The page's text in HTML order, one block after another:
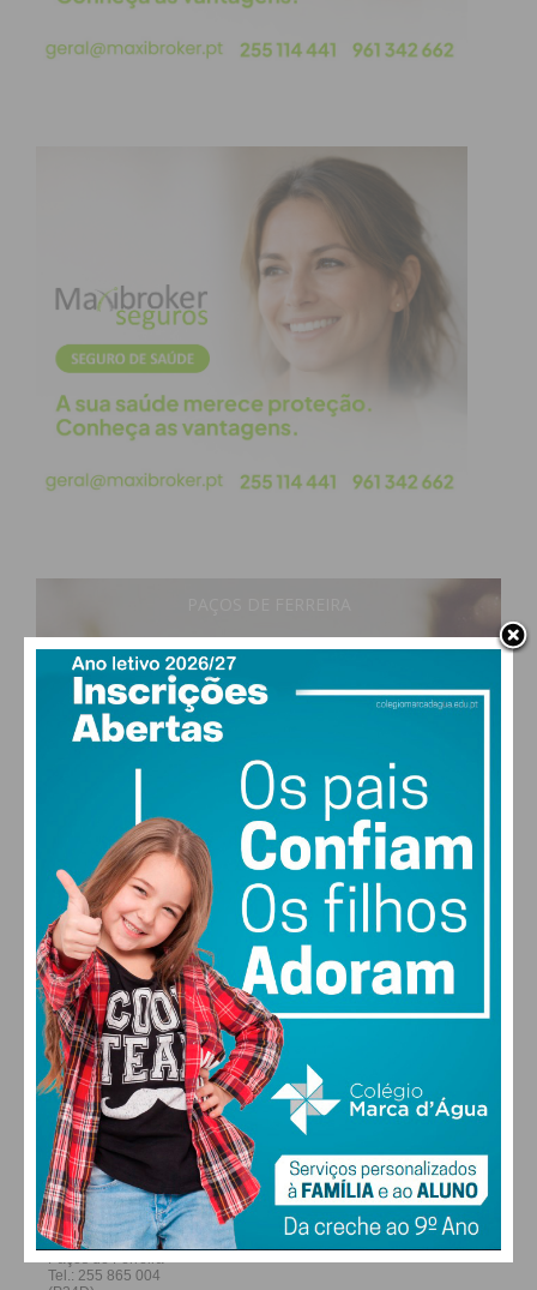
28°
vento: 3m/s ONO
30 °
QUI
30
SEX
29
SÁB
28
DOM
ALTERAR
FARMACIAS DE SERVIÇO EM PAÇOS DE
FERREIRA